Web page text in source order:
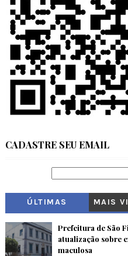
CADASTRE SEU EMAIL
ÚLTIMAS MAIS
Prefeitura de São
atualização sobre
maculosa